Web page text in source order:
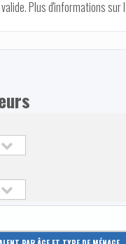
Plus d'informations